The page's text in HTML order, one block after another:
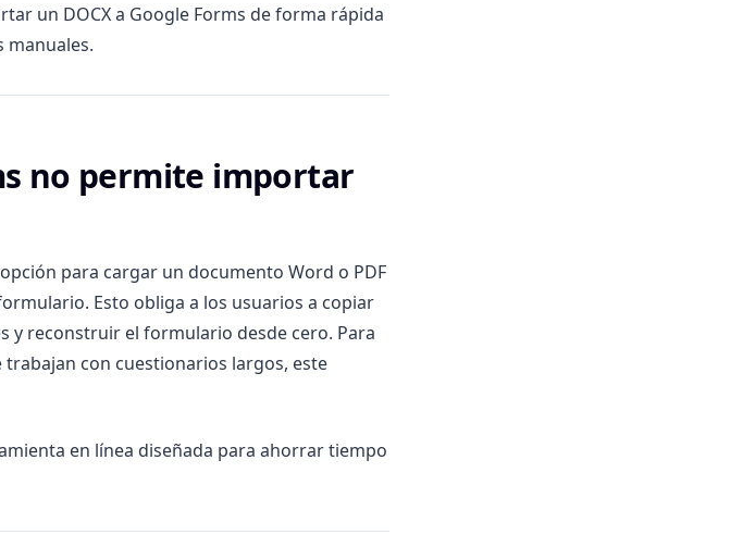
un DOCX a Google Forms de forma rápida
manuales.
no permite importar
para cargar un documento Word o PDF
Esto obliga a los usuarios a copiar
y reconstruir el formulario desde cero. Para
con cuestionarios largos, este
en línea diseñada para ahorrar tiempo